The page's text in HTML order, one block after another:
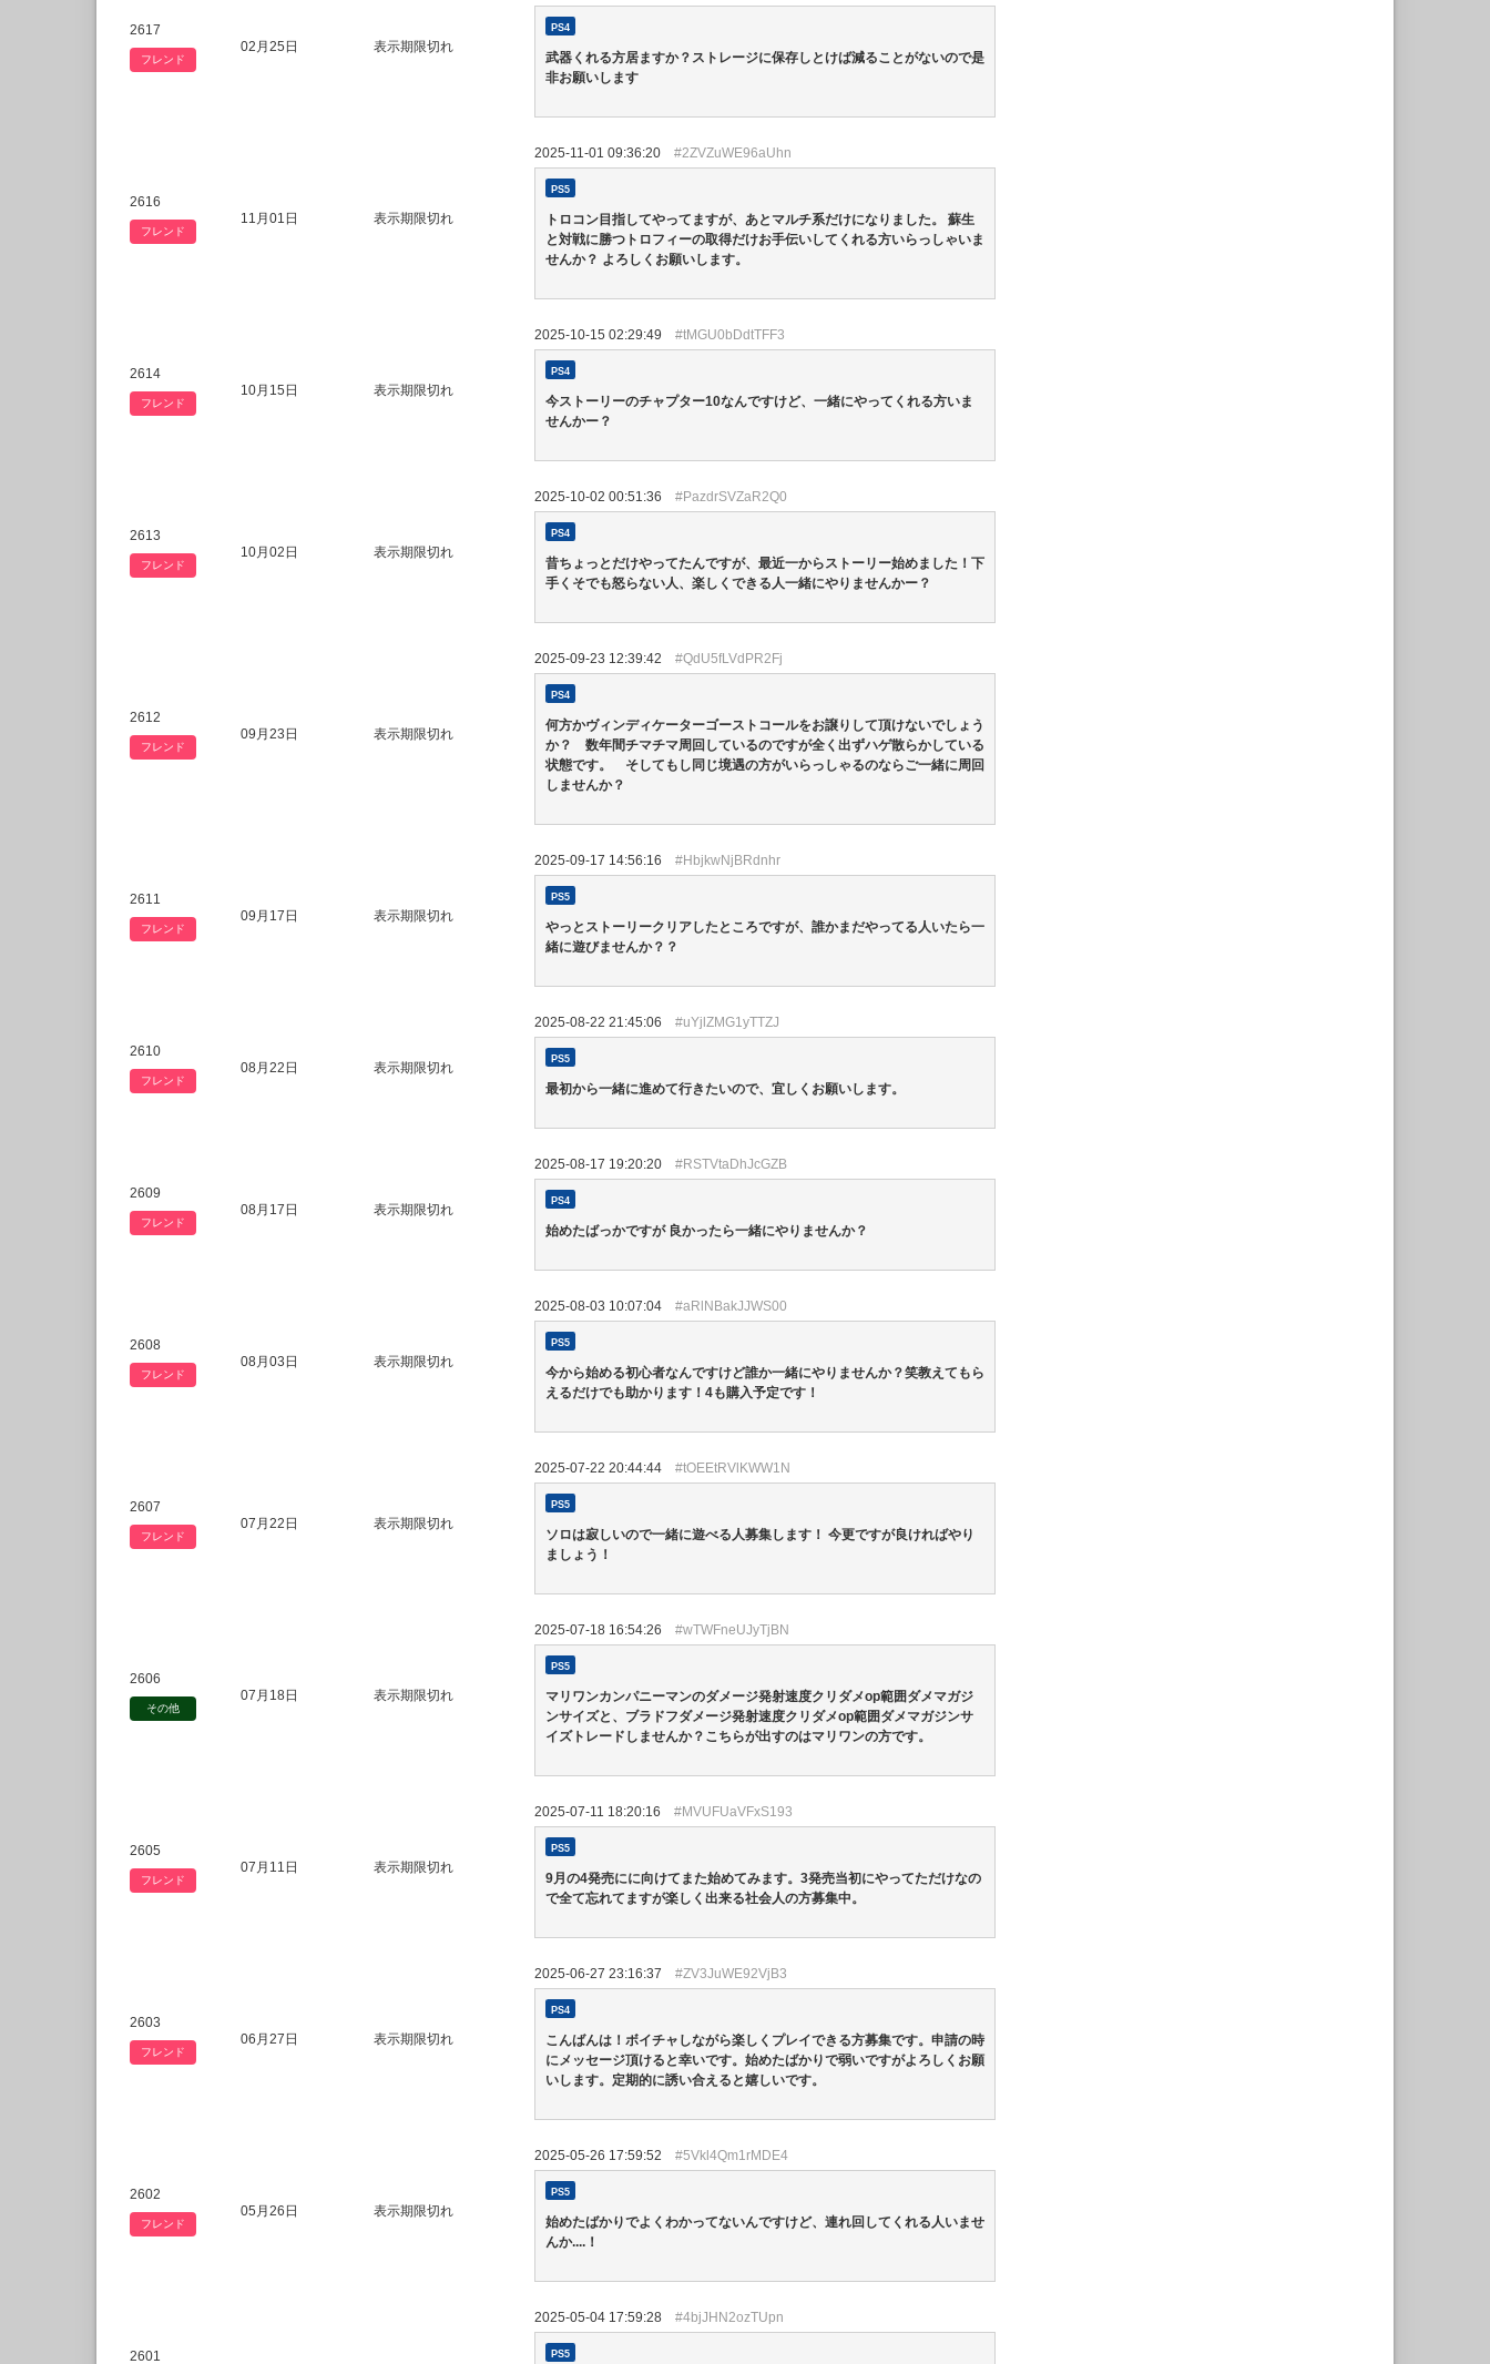
2617
フレンド
02月25日 表示期限切れ
PS4
武器くれる方居ますか？ストレージに保存しとけば減ることがないので是
非お願いします
2616
フレンド
11月01日 表示期限切れ
2025-11-01 09:36:20 #2ZVZuWE96aUhn
PS5
トロコン目指してやってますが、あとマルチ系だけになりました。 蘇生
と対戦に勝つトロフィーの取得だけお手伝いしてくれる方いらっしゃいま
せんか？ よろしくお願いします。
2614
フレンド
10月15日 表示期限切れ
2025-10-15 02:29:49 #tMGU0bDdtTFF3
PS4
今ストーリーのチャプター10なんですけど、一緒にやってくれる方いま
せんかー？
2613
フレンド
10月02日 表示期限切れ
2025-10-02 00:51:36 #PazdrSVZaR2Q0
PS4
昔ちょっとだけやってたんですが、最近一からストーリー始めました！下
手くそでも怒らない人、楽しくできる人一緒にやりませんかー？
2612
フレンド
09月23日 表示期限切れ
2025-09-23 12:39:42 #QdU5fLVdPR2Fj
PS4
何方かヴィンディケーターゴーストコールをお譲りして頂けないでしょう
か？ 数年間チマチマ周回しているのですが全く出ずハゲ散らかしている
状態です。 そしてもし同じ境遇の方がいらっしゃるのならご一緒に周回
しませんか？
2611
フレンド
09月17日 表示期限切れ
2025-09-17 14:56:16 #HbjkwNjBRdnhr
PS5
やっとストーリークリアしたところですが、誰かまだやってる人いたら一
緒に遊びませんか？？
2610
フレンド
08月22日 表示期限切れ
2025-08-22 21:45:06 #uYjlZMG1yTTZJ
PS5
最初から一緒に進めて行きたいので、宜しくお願いします。
2609
フレンド
08月17日 表示期限切れ
2025-08-17 19:20:20 #RSTVtaDhJcGZB
PS4
始めたばっかですが 良かったら一緒にやりませんか？
2608
フレンド
08月03日 表示期限切れ
2025-08-03 10:07:04 #aRlNBakJJWS00
PS5
今から始める初心者なんですけど誰か一緒にやりませんか？笑教えてもら
えるだけでも助かります！4も購入予定です！
2607
フレンド
07月22日 表示期限切れ
2025-07-22 20:44:44 #tOEEtRVlKWW1N
PS5
ソロは寂しいので一緒に遊べる人募集します！ 今更ですが良ければやり
ましょう！
2606
その他
07月18日 表示期限切れ
2025-07-18 16:54:26 #wTWFneUJyTjBN
PS5
マリワンカンパニーマンのダメージ発射速度クリダメop範囲ダメマガジ
ンサイズと、ブラドフダメージ発射速度クリダメop範囲ダメマガジンサ
イズトレードしませんか？こちらが出すのはマリワンの方です。
2605
フレンド
07月11日 表示期限切れ
2025-07-11 18:20:16 #MVUFUaVFxS193
PS5
9月の4発売にに向けてまた始めてみます。3発売当初にやってただけなの
で全て忘れてますが楽しく出来る社会人の方募集中。
2603
フレンド
06月27日 表示期限切れ
2025-06-27 23:16:37 #ZV3JuWE92VjB3
PS4
こんばんは！ボイチャしながら楽しくプレイできる方募集です。申請の時
にメッセージ頂けると幸いです。始めたばかりで弱いですがよろしくお願
いします。定期的に誘い合えると嬉しいです。
2602
フレンド
05月26日 表示期限切れ
2025-05-26 17:59:52 #5Vkl4Qm1rMDE4
PS5
始めたばかりでよくわかってないんですけど、連れ回してくれる人いませ
んか....！
2601
2025-05-04 17:59:28 #4bjJHN2ozTUpn
PS5